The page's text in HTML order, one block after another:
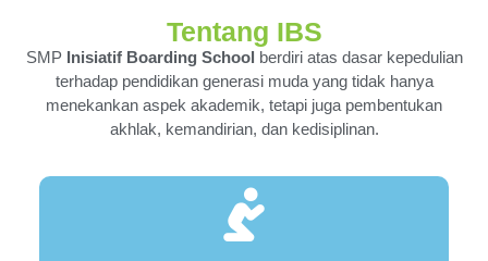
Tentang IBS
SMP Inisiatif Boarding School berdiri atas dasar kepedulian
terhadap pendidikan generasi muda yang tidak hanya
menekankan aspek akademik, tetapi juga pembentukan
akhlak, kemandirian, dan kedisiplinan.